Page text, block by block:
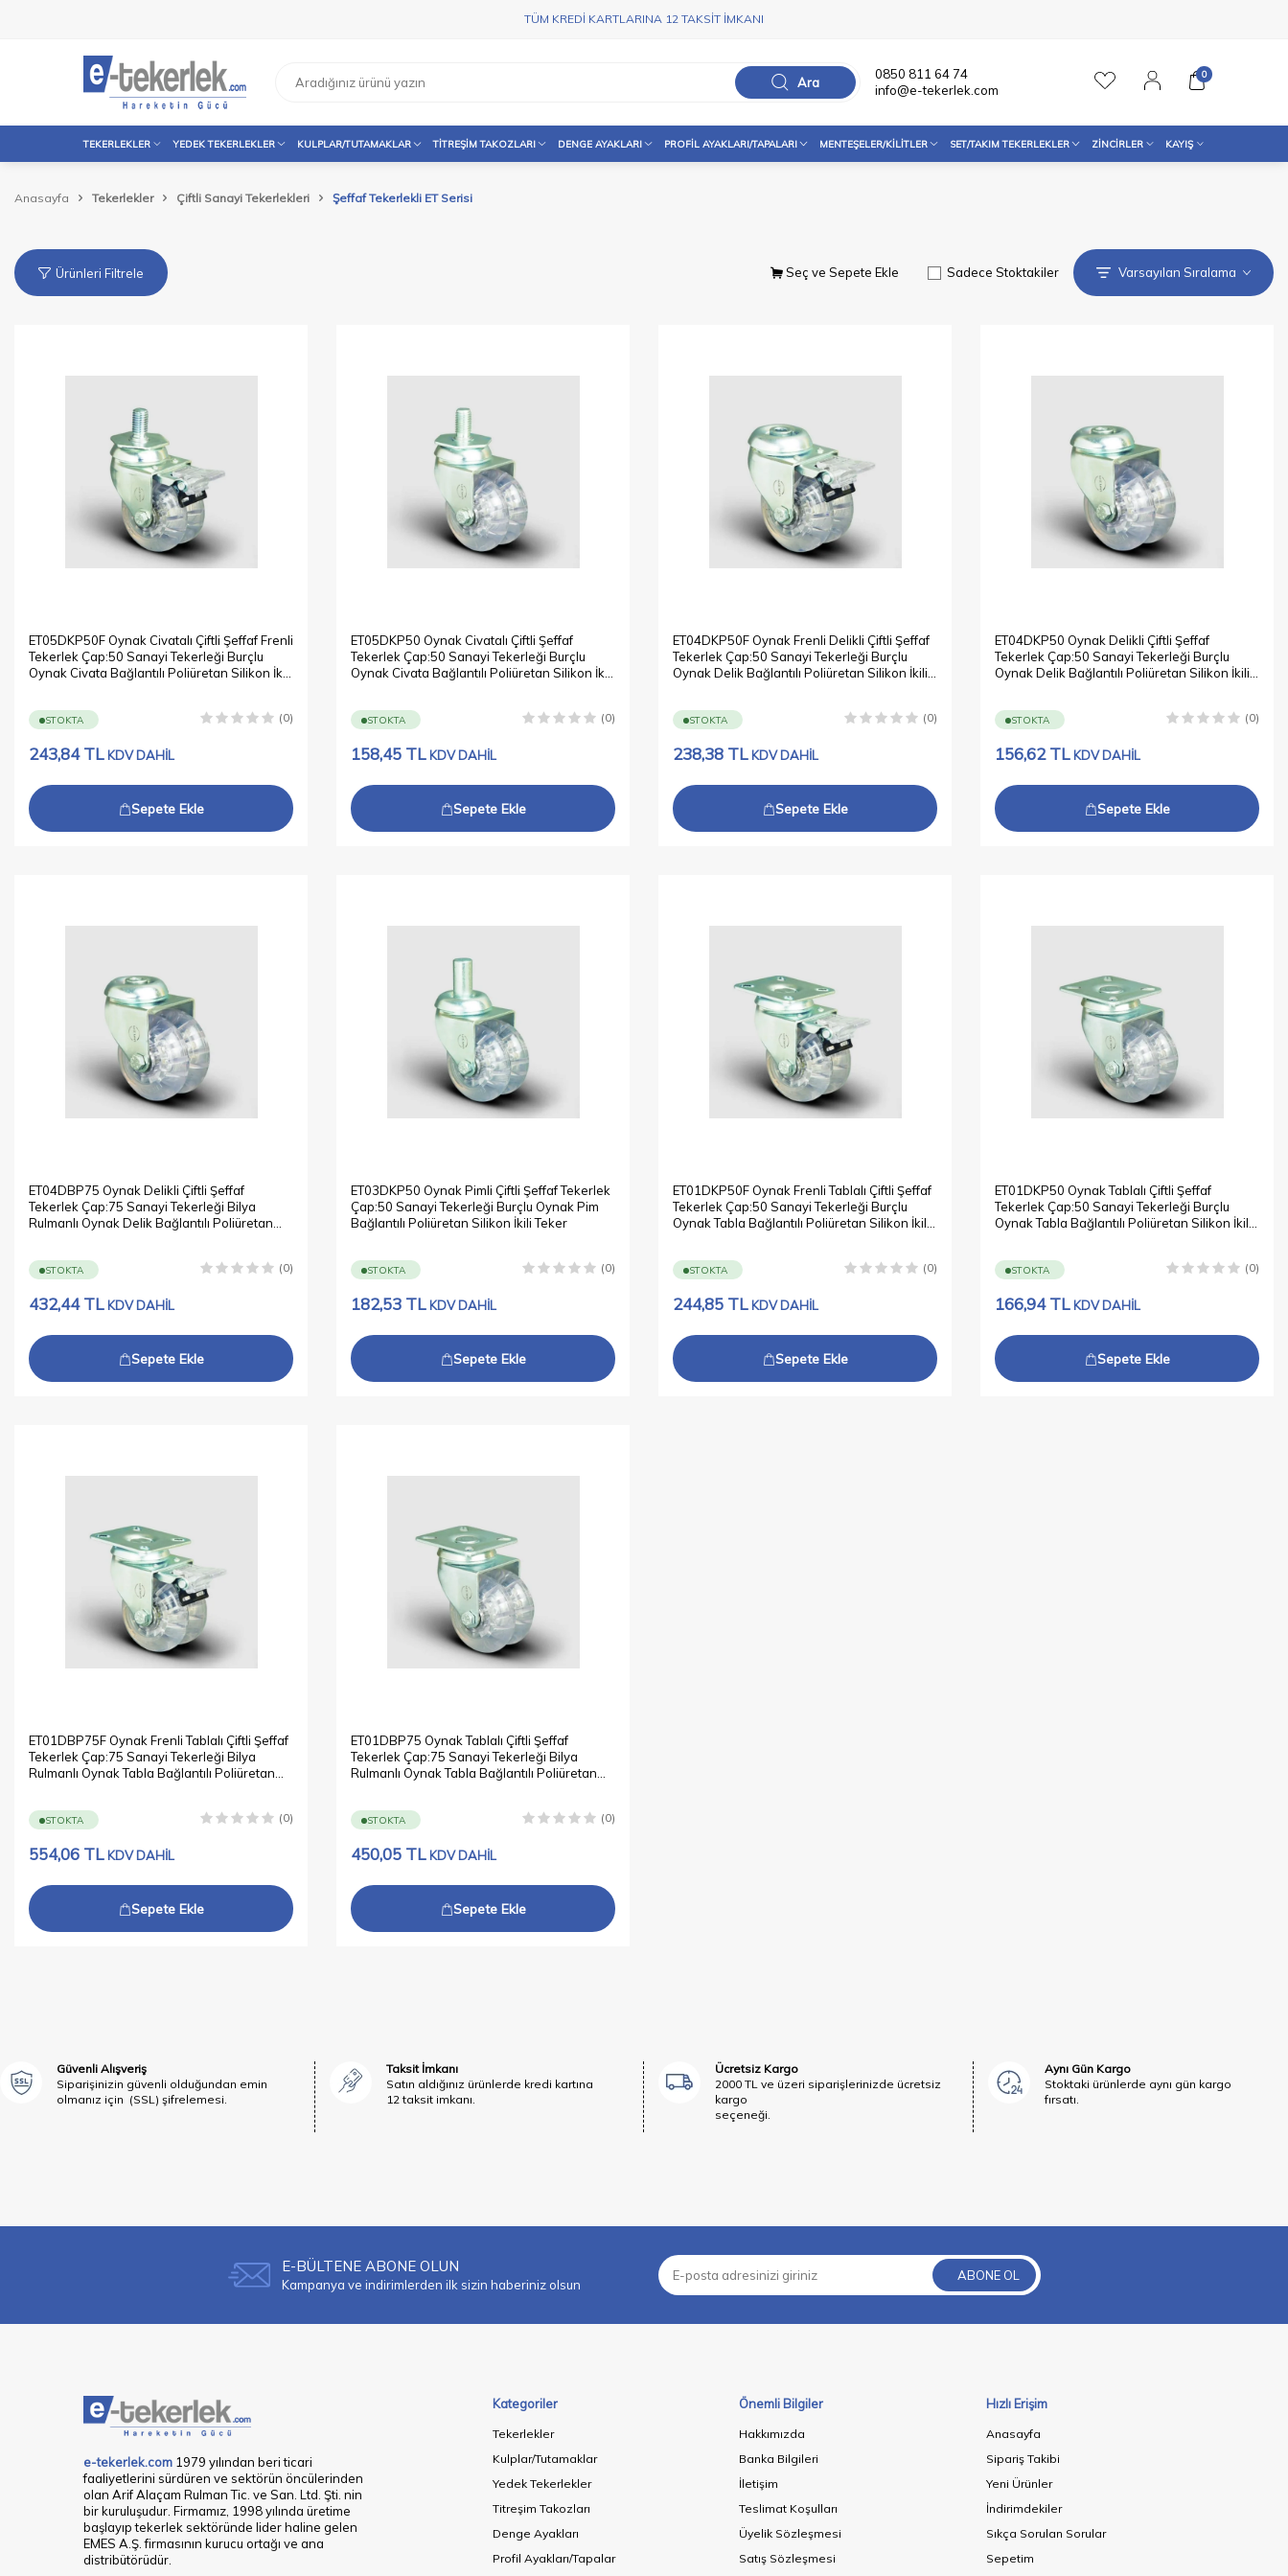
TÜM KREDİ KARTLARINA 12 TAKSİT İMKANI
Ara
0850 811 64 74
info@e-tekerlek.com
0
TEKERLEKLER YEDEK TEKERLEKLER KULPLAR/TUTAMAKLAR TITREŞIM TAKOZLARI DENGE AYAKLARI PROFIL AYAKLARI/TAPALARI MENTEŞELER/KILITLER SET/TAKIM TEKERLEKLER ZINCIRLER KAYIŞ
Anasayfa Tekerlekler Çiftli Sanayi Tekerlekleri Şeffaf Tekerlekli ET Serisi
Ürünleri Filtrele Sadece Stoktakiler
Seç ve Sepete Ekle
ET05DKP50F Oynak Civatalı Çiftli Şeffaf Frenli
Tekerlek Çap:50 Sanayi Tekerleği Burçlu
Oynak Civata Bağlantılı Poliüretan Silikon İkili
STOKTA (0)
243,84TL KDV DAHİL
Sepete Ekle
ET05DKP50 Oynak Civatalı Çiftli Şeffaf
Tekerlek Çap:50 Sanayi Tekerleği Burçlu
Oynak Civata Bağlantılı Poliüretan Silikon İkili
STOKTA (0)
158,45 TL KDV DAHİL
Sepete Ekle
ET04DKP50F Oynak Frenli Delikli Çiftli Şeffaf
Tekerlek Çap:50 Sanayi Tekerleği Burçlu
Oynak Delik Bağlantılı Poliüretan Silikon İkili
STOKTA (0)
238,38 TL KDV DAHİL
Sepete Ekle
ET04DKP50 Oynak Delikli Çiftli Şeffaf
Tekerlek Çap:50 Sanayi Tekerleği Burçlu
Oynak Delik Bağlantılı Poliüretan Silikon İkili
STOKTA (0)
156,62TL KDV DAHİL
Sepete Ekle
ET04DBP75 Oynak Delikli Çiftli Şeffaf
Tekerlek Çap:75 Sanayi Tekerleği Bilya
Rulmanlı Oynak Delik Bağlantılı Poliüretan
STOKTA (0)
432,44TL KDV DAHİL
Sepete Ekle
ET03DKP50 Oynak Pimli Çiftli Şeffaf Tekerlek
Çap:50 Sanayi Tekerleği Burçlu Oynak Pim
Bağlantılı Poliüretan Silikon İkili Teker
STOKTA (0)
182,53 TL KDV DAHİL
Sepete Ekle
ET01DKP50F Oynak Frenli Tablalı Çiftli Şeffaf
Tekerlek Çap:50 Sanayi Tekerleği Burçlu
Oynak Tabla Bağlantılı Poliüretan Silikon İkili
STOKTA (0)
244,85 TL KDV DAHİL
Sepete Ekle
ET01DKP50 Oynak Tablalı Çiftli Şeffaf
Tekerlek Çap:50 Sanayi Tekerleği Burçlu
Oynak Tabla Bağlantılı Poliüretan Silikon İkili
STOKTA (0)
166,94TL KDV DAHİL
Sepete Ekle
ET01DBP75F Oynak Frenli Tablalı Çiftli Şeffaf
Tekerlek Çap:75 Sanayi Tekerleği Bilya
Rulmanlı Oynak Tabla Bağlantılı Poliüretan
STOKTA (0)
554,06 TL KDV DAHİL
Sepete Ekle
ET01DBP75 Oynak Tablalı Çiftli Şeffaf
Tekerlek Çap:75 Sanayi Tekerleği Bilya
Rulmanlı Oynak Tabla Bağlantılı Poliüretan
STOKTA (0)
450,05 TL KDV DAHİL
Sepete Ekle
Güvenli Alışveriş
Siparişinizin güvenli olduğundan emin
olmanız için (SSL) şifrelemesi.
Taksit İmkanı
Satın aldığınız ürünlerde kredi kartına
12 taksit imkanı.
Ücretsiz Kargo
2000 TL ve üzeri siparişlerinizde ücretsiz
kargo
seçeneği.
Aynı Gün Kargo
Stoktaki ürünlerde aynı gün kargo
fırsatı.
E-BÜLTENE ABONE OLUN
Kampanya ve indirimlerden ilk sizin haberiniz olsun
ABONE OL
e-tekerlek.com 1979 yılından beri ticari
faaliyetlerini sürdüren ve sektörün öncülerinden
olan Arif Alaçam Rulman Tic. ve San. Ltd. Şti. nin
bir kuruluşudur. Firmamız, 1998 yılında üretime
başlayıp tekerlek sektöründe lider haline gelen
EMES A.Ş. firmasının kurucu ortağı ve ana
distribütörüdür.
Kategoriler
Tekerlekler
Kulplar/Tutamaklar
Yedek Tekerlekler
Titreşim Takozları
Denge Ayakları
Profil Ayakları/Tapalar
Önemli Bilgiler
Hakkımızda
Banka Bilgileri
İletişim
Teslimat Koşulları
Üyelik Sözleşmesi
Satış Sözleşmesi
Hızlı Erişim
Anasayfa
Sipariş Takibi
Yeni Ürünler
İndirimdekiler
Sıkça Sorulan Sorular
Sepetim